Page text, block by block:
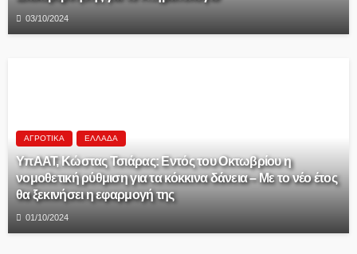
03/10/2024
ΑΓΡΟΤΙΚΆ ΕΛΛΆΔΑ
ΥπΑΑΤ, Κώστας Τσιάρας: Εντός του Οκτωβρίου η
νομοθετική ρύθμιση για τα κόκκινα δάνεια – Με το νέο έτος
θα ξεκινήσει η εφαρμογή της
01/10/2024